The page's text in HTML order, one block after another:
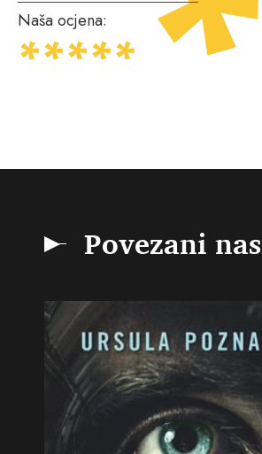
Naša ocjena:
Povezani